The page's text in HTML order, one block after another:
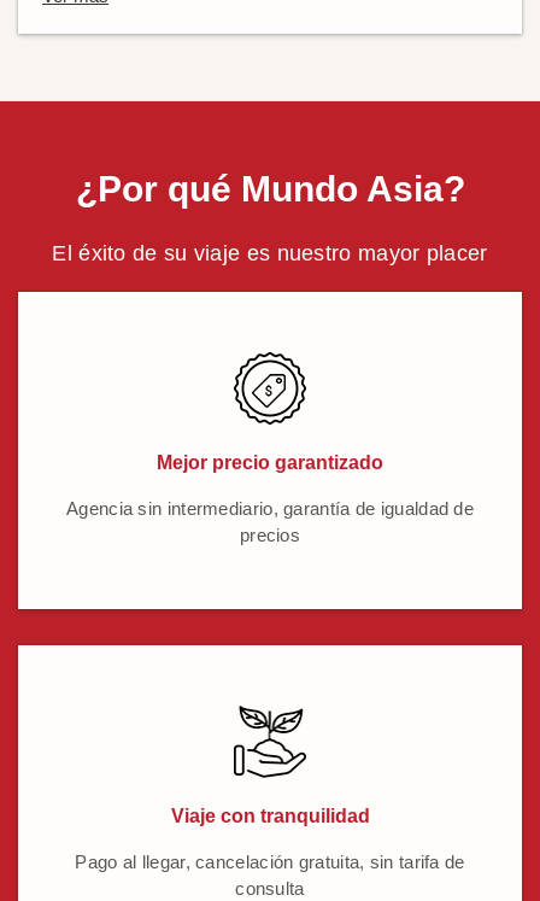
¿Por qué Mundo Asia?
El éxito de su viaje es nuestro mayor placer
Mejor precio garantizado
Agencia sin intermediario, garantía de igualdad de
precios
Viaje con tranquilidad
Pago al llegar, cancelación gratuita, sin tarifa de
consulta